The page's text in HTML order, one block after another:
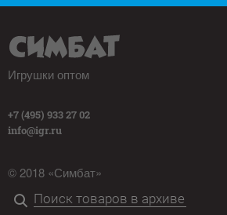
Игрушки оптом
+7 (495) 933 27 02
info@igr.ru
© 2018 «Симбат»